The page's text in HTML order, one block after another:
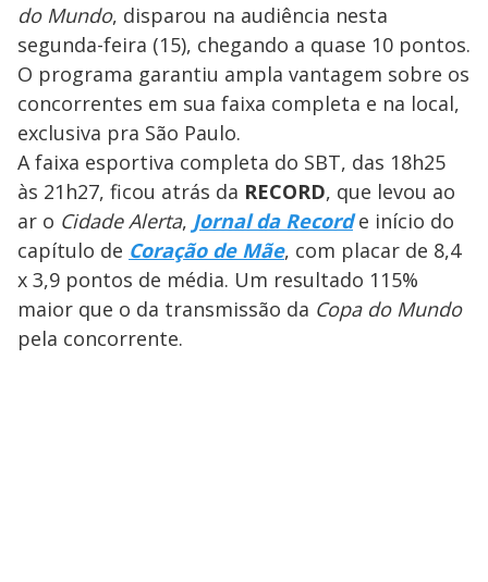
do Mundo, disparou na audiência nesta
segunda-feira (15), chegando a quase 10 pontos.
O programa garantiu ampla vantagem sobre os
concorrentes em sua faixa completa e na local,
exclusiva pra São Paulo.
A faixa esportiva completa do SBT, das 18h25
às 21h27, ficou atrás da RECORD, que levou ao
ar o Cidade Alerta, Jornal da Recorde início do
capítulo de Coração de Mãe, com placar de 8,4
x 3,9 pontos de média. Um resultado 115%
maior que o da transmissão da Copa do Mundo
pela concorrente.